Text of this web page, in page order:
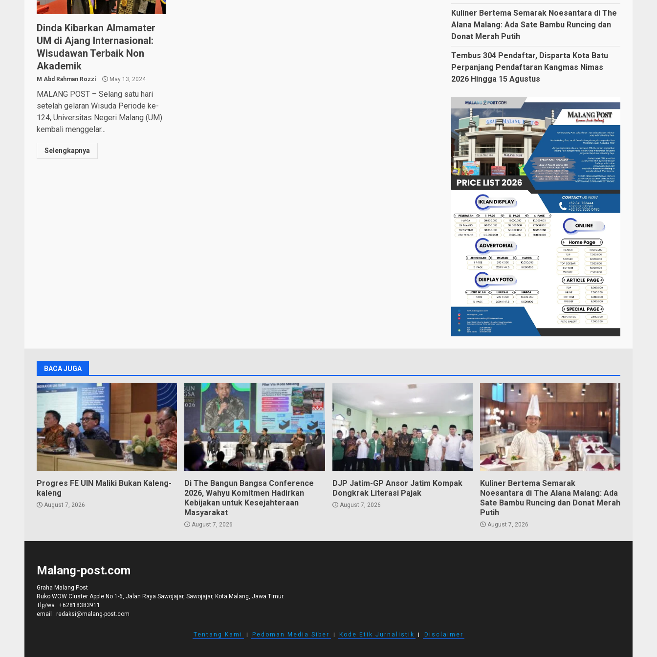
Dinda Kibarkan Almamater
UM di Ajang Internasional:
Wisudawan Terbaik Non
Akademik
M Abd Rahman Rozzi May 13, 2024
MALANG POST – Selang satu hari
setelah gelaran Wisuda Periode ke-
124, Universitas Negeri Malang (UM)
kembali menggelar...
Selengkapnya
Kuliner Bertema Semarak Noesantara di The
Alana Malang: Ada Sate Bambu Runcing dan
Donat Merah Putih
Tembus 304 Pendaftar, Disparta Kota Batu
Perpanjang Pendaftaran Kangmas Nimas
2026 Hingga 15 Agustus
BACA JUGA
Progres FE UIN Maliki Bukan Kaleng-
kaleng
August 7, 2026
Di The Bangun Bangsa Conference
2026, Wahyu Komitmen Hadirkan
Kebijakan untuk Kesejahteraan
Masyarakat
August 7, 2026
DJP Jatim-GP Ansor Jatim Kompak
Dongkrak Literasi Pajak
August 7, 2026
Kuliner Bertema Semarak
Noesantara di The Alana Malang: Ada
Sate Bambu Runcing dan Donat Merah
Putih
August 7, 2026
Malang-post.com
Graha Malang Post
Ruko WOW Cluster Apple No 1-6, Jalan Raya Sawojajar, Sawojajar, Kota Malang, Jawa Timur.
Tlp/wa : +62818383911
email : redaksi@malang-post.com
Tentang Kami I Pedoman Media Siber I Kode Etik Jurnalistik I Disclaimer